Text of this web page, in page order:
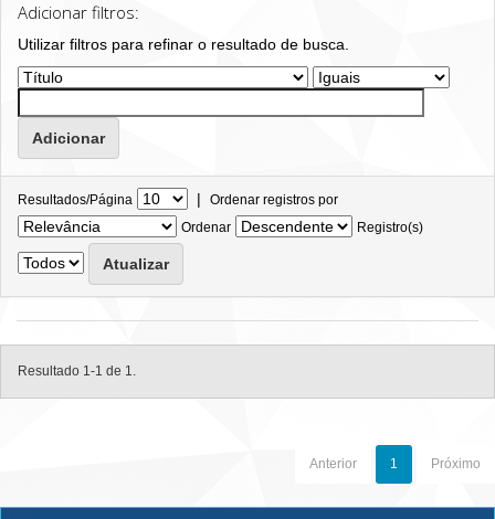
Adicionar filtros:
Utilizar filtros para refinar o resultado de busca.
Resultados/Página | Ordenar registros por
Ordenar
Registro(s)
Resultado 1-1 de 1.
Anterior 1 Próximo